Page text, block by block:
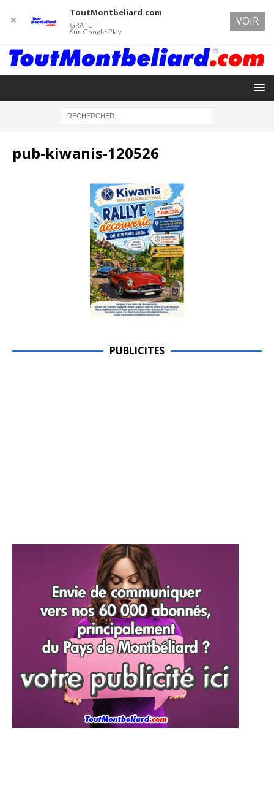
pub-kiwanis-120526
PUBLICITES
✕
ToutMontbeliard.com
GRATUIT
Sur Google Play
VOIR